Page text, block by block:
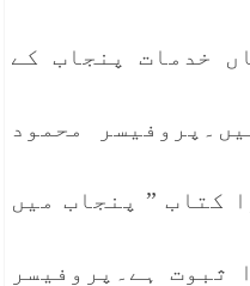
خدمات پنجاب کے
محمود
کتاب ” پنجاب میں
ثبوت ہے۔پروفیسر